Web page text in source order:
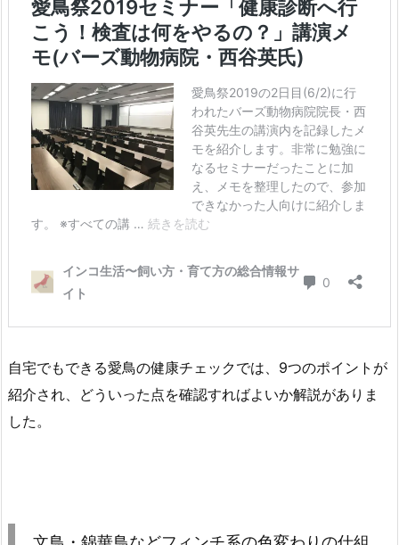
自宅でもできる愛鳥の健康チェックでは、9つのポイントが
紹介され、どういった点を確認すればよいか解説がありま
した。